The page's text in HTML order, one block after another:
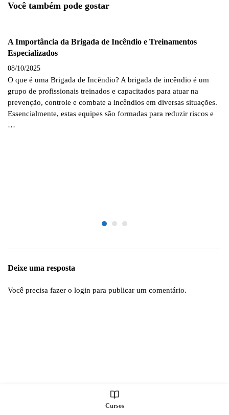
Você também pode gostar
A Importância da Brigada de Incêndio e Treinamentos
Especializados
08/10/2025
O que é uma Brigada de Incêndio? A brigada de incêndio é um
grupo de profissionais treinados e capacitados para atuar na
prevenção, controle e combate a incêndios em diversas situações.
Essencialmente, estas equipes são formadas para reduzir riscos e
…
Deixe uma resposta
Você precisa fazer o login para publicar um comentário.
Cursos